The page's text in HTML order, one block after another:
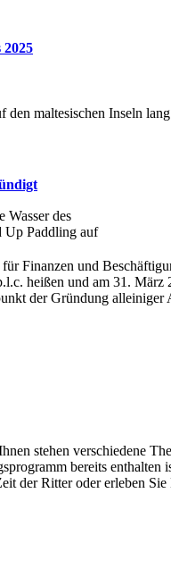
Wasser des
Up Paddling auf
maltesischen Inseln
Finanzen und
heißen und am 31.
der Gründung alleiniger
stehen verschiedene
bereits
der Ritter oder erleben